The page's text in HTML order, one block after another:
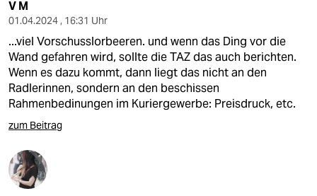
V M
01.04.2024 , 16:31 Uhr
...viel Vorschusslorbeeren. und wenn das Ding vor die
Wand gefahren wird, sollte die TAZ das auch berichten.
Wenn es dazu kommt, dann liegt das nicht an den
Radlerinnen, sondern an den beschissen
Rahmenbedinungen im Kuriergewerbe: Preisdruck, etc.
zum Beitrag